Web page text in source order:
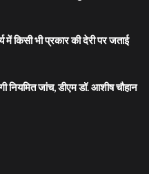
में किसी भी प्रकार की देरी पर जताई
जांच, डीएम डॉ. आशीष चौहान